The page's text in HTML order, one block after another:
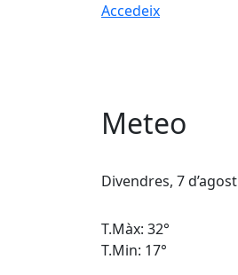
Accedeix
Meteo
Divendres, 7 d’agost
T.Màx: 32°
T.Min: 17°